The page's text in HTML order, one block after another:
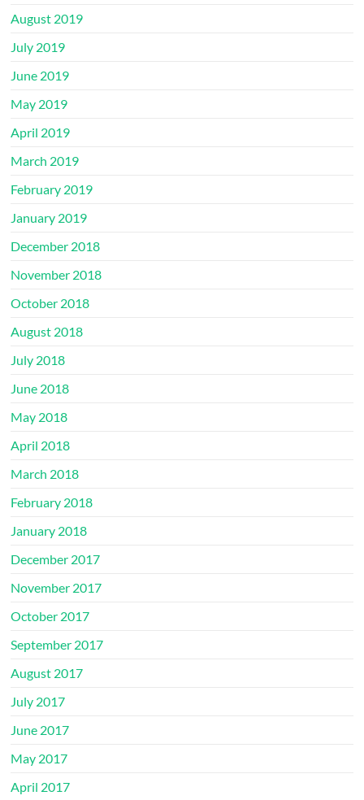
August 2019
July 2019
June 2019
May 2019
April 2019
March 2019
February 2019
January 2019
December 2018
November 2018
October 2018
August 2018
July 2018
June 2018
May 2018
April 2018
March 2018
February 2018
January 2018
December 2017
November 2017
October 2017
September 2017
August 2017
July 2017
June 2017
May 2017
April 2017